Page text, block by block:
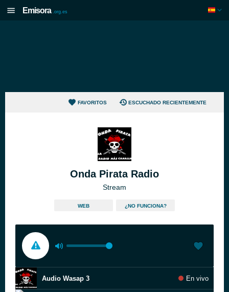
Emisora .org.es
FAVORITOS ESCUCHADO RECIENTEMENTE
Onda Pirata Radio
Stream
WEB ¿NO FUNCIONA?
Audio Wasap 3 En vivo